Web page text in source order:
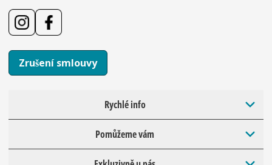
Zrušení smlouvy
Rychlé info
Pomůžeme vám